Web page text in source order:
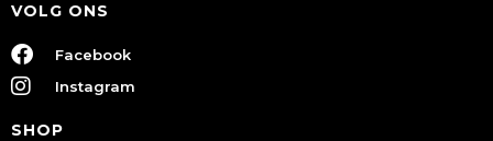
VOLG ONS
Facebook
Instagram
SHOP